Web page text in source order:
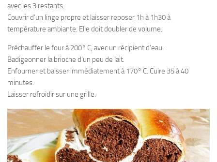
avec les 3 restants.
Couvrir d’un linge propre et laisser reposer 1h à 1h30 à
température ambiante. Elle doit doubler de volume.
Préchauffer le four à 200° C, avec un récipient d’eau.
Badigeonner la brioche d’un peu de lait.
Enfourner et baisser immédiatement à 170° C. Cuire 35 à 40
minutes.
Laisser refroidir sur une grille.